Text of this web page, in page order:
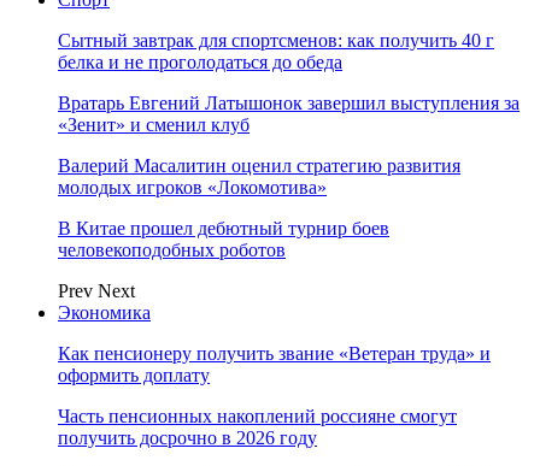
Сытный завтрак для спортсменов: как получить 40 г
белка и не проголодаться до обеда
Вратарь Евгений Латышонок завершил выступления за
«Зенит» и сменил клуб
Валерий Масалитин оценил стратегию развития
молодых игроков «Локомотива»
В Китае прошел дебютный турнир боев
человекоподобных роботов
Prev Next
Экономика
Как пенсионеру получить звание «Ветеран труда» и
оформить доплату
Часть пенсионных накоплений россияне смогут
получить досрочно в 2026 году